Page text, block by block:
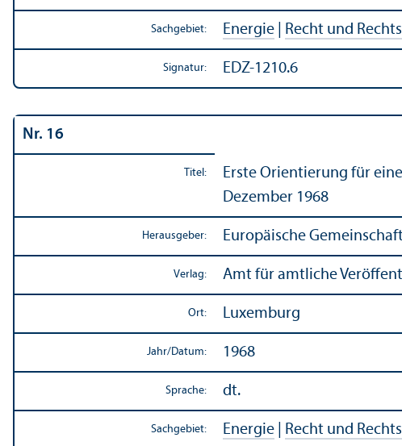
Sachgebiet: Energie Recht und
Signatur: EDZ-1210.6
Nr. 16
Titel:
Erste Orientierung für
Dezember 1968
Herausgeber: Europäische
Verlag: Amt für amtliche
Ort: Luxemburg
Jahr/Datum: 1968
Sprache: dt.
Sachgebiet: Energie Recht und